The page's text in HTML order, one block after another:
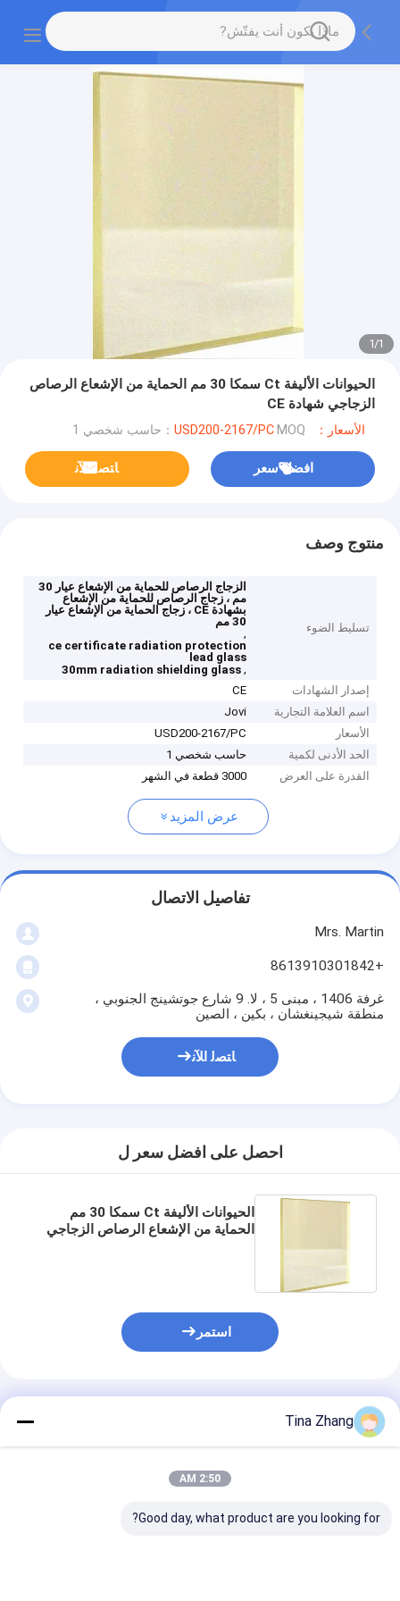
1
/
1
الحيوانات الأليفة Ct سمكا 30 مم الحماية من الإشعاع الرصاص
الزجاجي شهادة CE
الأسعار：USD200-2167/PC MOQ：حاسب شخصي 1
افضل سعر ﺎﺘﺼﻟ ﺍﻶﻧ
منتوج وصف
تسليط الضوء
الزجاج الرصاص للحماية من الإشعاع عيار 30
مم ، زجاج الرصاص للحماية من الإشعاع
بشهادة CE ، زجاج الحماية من الإشعاع عيار
30 مم
,
ce certificate radiation protection
lead glass
,
30mm radiation shielding glass
إصدار الشهادات
CE
اسم العلامة التجارية
Jovi
الأسعار
USD200-2167/PC
الحد الأدنى لكمية
حاسب شخصي 1
القدرة على العرض
3000 قطعة في الشهر
عرض المزيد
تفاصيل الاتصال
Mrs. Martin
+8613910301842
غرفة 1406 ، مبنى 5 ، لا. 9 شارع جوتشينج الجنوبي ،
منطقة شيجينغشان ، بكين ، الصين
ﺎﺘﺼﻟ ﺍﻶﻧ
احصل على افضل سعر ل
الحيوانات الأليفة Ct سمكا 30 مم
الحماية من الإشعاع الرصاص الزجاجي
استمر
المنتجات الموصى بها
Tina Zhang
2:50 AM
Good day, what product are you looking for?